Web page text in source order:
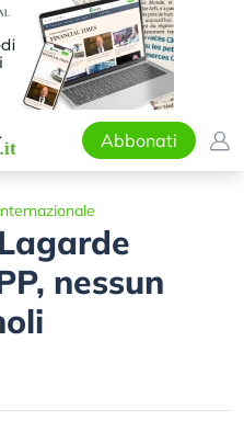
Abbonati
nessun